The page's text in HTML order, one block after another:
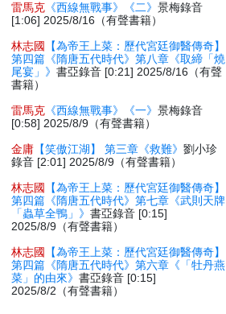
雷馬克 《西線無戰事》《二》景梅錄音
[1:06] 2025/8/16（有聲書籍）
林志國
【為帝王上菜：歷代宮廷御醫傳奇】
第四篇《隋唐五代時代》第八章《取締「燒
尾宴」》書亞錄音 [0:21] 2025/8/16（有聲
書籍）
雷馬克 《西線無戰事》《一》景梅錄音
[0:58] 2025/8/9（有聲書籍）
金庸 【笑傲江湖】 第三章《救難》劉小珍
錄音 [2:01] 2025/8/9（有聲書籍）
林志國
【為帝王上菜：歷代宮廷御醫傳奇】
第四篇《隋唐五代時代》第七章《武則天牌
「蟲草全鴨」》書亞錄音 [0:15]
2025/8/9（有聲書籍）
林志國
【為帝王上菜：歷代宮廷御醫傳奇】
第四篇《隋唐五代時代》第六章《「牡丹燕
菜」的由來》書亞錄音 [0:15]
2025/8/2（有聲書籍）